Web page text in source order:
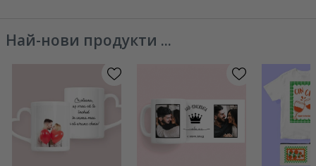
Най-нови продукти ...